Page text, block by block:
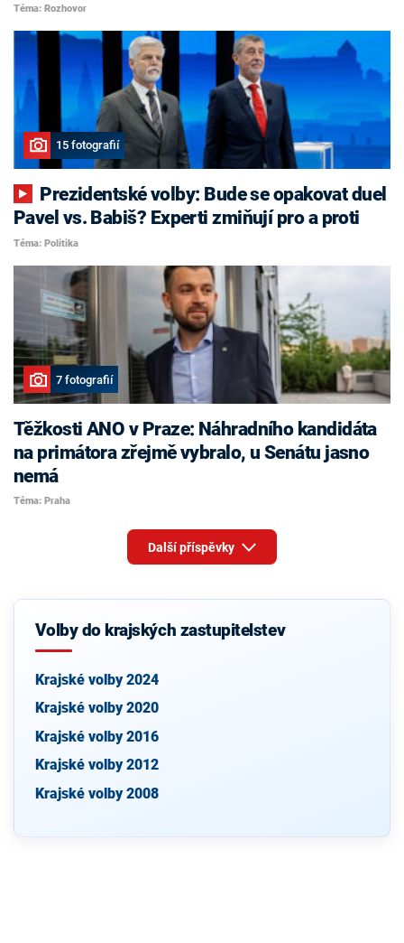
Téma: Rozhovor
15 fotografií
Pavel vs. Babiš? Experti zmiňují pro a proti
Téma: Politika
7 fotografií
Těžkosti ANO v Praze: Náhradního kandidáta
na primátora zřejmě vybralo, u Senátu jasno
nemá
Téma: Praha
Další příspěvky
Volby do krajských zastupitelstev
Krajské volby 2024
Krajské volby 2020
Krajské volby 2016
Krajské volby 2012
Krajské volby 2008